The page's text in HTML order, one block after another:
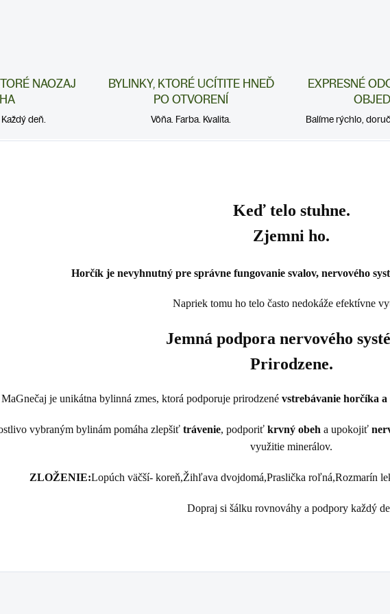
NAOZAJ
deň.
BYLINKY, KTORÉ UCÍTITE HNEĎ
PO OTVORENÍ
Vôňa. Farba. Kvalita.
EXPRESNÉ
Balíme rýchlo,
Keď telo stuhne.
Zjemni ho.
Horčík je nevyhnutný pre správne fungovanie svalov, nervového
Napriek tomu ho telo často nedokáže efektívne
Jemná podpora nervového
Prirodzene.
MaGnečaj je unikátna bylinná zmes, ktorá podporuje prirodzené vstrebávanie horčíka a
vybraným bylinám pomáha zlepšiť trávenie, podporiťkrvný obeh a upokojiť
využitie minerálov.
ZLOŽENIE:Lopúch väčší- koreň,Žihľava dvojdomá,Praslička roľná,Rozmarín
Dopraj si šálku rovnováhy a podpory každý